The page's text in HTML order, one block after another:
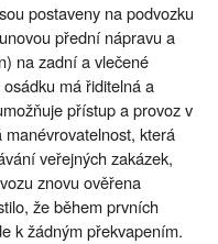
postaveny na podvozku
přední nápravu a
na zadní a vlečené
má řiditelná a
přístup a provoz v
která
veřejných zakázek,
znovu ověřena
že během prvních
k žádným překvapením.